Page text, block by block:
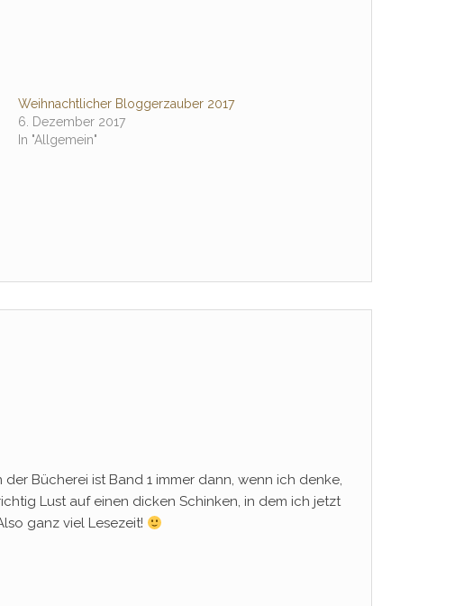
Weihnachtlicher Bloggerzauber 2017
6. Dezember 2017
In "Allgemein"
Bücherei ist Band 1 immer dann, wenn ich denke,
Lust auf einen dicken Schinken, in dem ich jetzt
ganz viel Lesezeit!